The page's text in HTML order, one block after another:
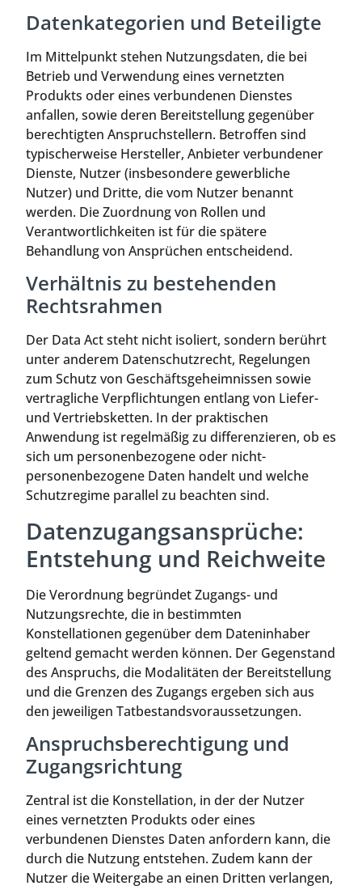
Datenkategorien und Beteiligte
Im Mittelpunkt stehen Nutzungsdaten, die bei
Betrieb und Verwendung eines vernetzten
Produkts oder eines verbundenen Dienstes
anfallen, sowie deren Bereitstellung gegenüber
berechtigten Anspruchstellern. Betroffen sind
typischerweise Hersteller, Anbieter verbundener
Dienste, Nutzer (insbesondere gewerbliche
Nutzer) und Dritte, die vom Nutzer benannt
werden. Die Zuordnung von Rollen und
Verantwortlichkeiten ist für die spätere
Behandlung von Ansprüchen entscheidend.
Verhältnis zu bestehenden
Rechtsrahmen
Der Data Act steht nicht isoliert, sondern berührt
unter anderem Datenschutzrecht, Regelungen
zum Schutz von Geschäftsgeheimnissen sowie
vertragliche Verpflichtungen entlang von Liefer-
und Vertriebsketten. In der praktischen
Anwendung ist regelmäßig zu differenzieren, ob es
sich um personenbezogene oder nicht-
personenbezogene Daten handelt und welche
Schutzregime parallel zu beachten sind.
Datenzugangsansprüche:
Entstehung und Reichweite
Die Verordnung begründet Zugangs- und
Nutzungsrechte, die in bestimmten
Konstellationen gegenüber dem Dateninhaber
geltend gemacht werden können. Der Gegenstand
des Anspruchs, die Modalitäten der Bereitstellung
und die Grenzen des Zugangs ergeben sich aus
den jeweiligen Tatbestandsvoraussetzungen.
Anspruchsberechtigung und
Zugangsrichtung
Zentral ist die Konstellation, in der der Nutzer
eines vernetzten Produkts oder eines
verbundenen Dienstes Daten anfordern kann, die
durch die Nutzung entstehen. Zudem kann der
Nutzer die Weitergabe an einen Dritten verlangen,